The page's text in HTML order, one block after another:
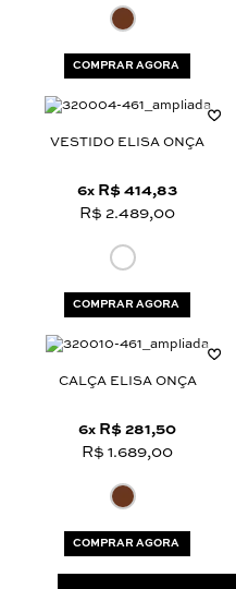
COMPRAR AGORA
VESTIDO ELISA ONÇA
6x R$ 414,83
R$ 2.489,00
COMPRAR AGORA
CALÇA ELISA ONÇA
6x R$ 281,50
R$ 1.689,00
COMPRAR AGORA